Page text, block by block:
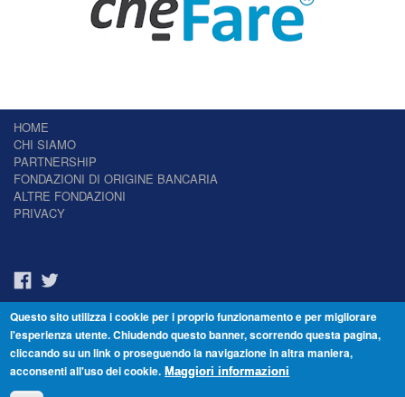
HOME
CHI SIAMO
PARTNERSHIP
FONDAZIONI DI ORIGINE BANCARIA
ALTRE FONDAZIONI
PRIVACY
Il Giornale delle Fondazioni - Periodico telematico
Reg. Tribunale n.7 del 22/07/2014 – ISSN 2421-2466
© Fondazione Venezia 2000 - Dorsoduro 3488/U - 30123 Venezia - Italia -
Questo sito utilizza i cookie per i proprio funzionamento e per migliorare
l'esperienza utente. Chiudendo questo banner, scorrendo questa pagina,
cliccando su un link o proseguendo la navigazione in altra maniera,
acconsenti all'uso dei cookie. Maggiori informazioni